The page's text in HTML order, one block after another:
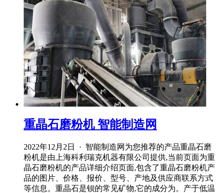
重晶石磨粉机 智能制造网
2022年12月2日 · 智能制造网为您推荐的产品重晶石磨
粉机是由上海科利瑞克机器有限公司提供,当前页面为重
晶石磨粉机的产品详细介绍页面,包含了重晶石磨粉机产
品的图片、价格、报价、型号、产地及供应商联系方式
等信息。重晶石是钡的常见矿物,它的成分为。产于低温